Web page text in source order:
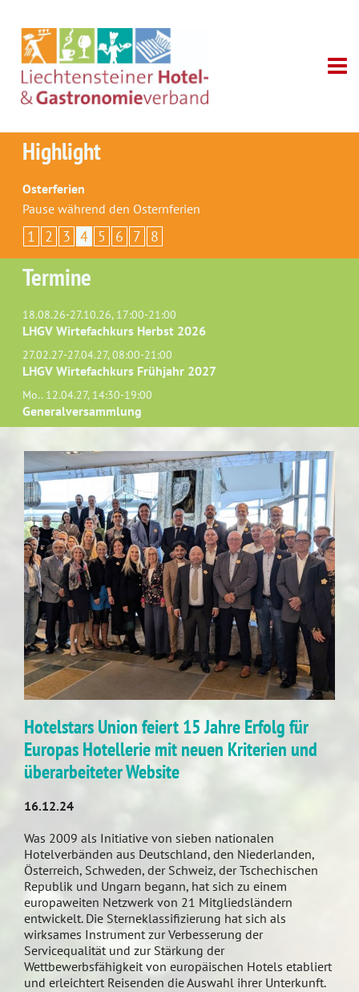
Highlight
Osterferien
Pause während den Osternferien
1 2 3 4 5 6 7 8
Termine
18.08.26-27.10.26, 17:00-21:00
LHGV Wirtefachkurs Herbst 2026
27.02.27-27.04.27, 08:00-21:00
LHGV Wirtefachkurs Frühjahr 2027
Mo.. 12.04.27, 14:30-19:00
Generalversammlung
Hotelstars Union feiert 15 Jahre Erfolg für
Europas Hotellerie mit neuen Kriterien und
überarbeiteter Website
16.12.24
Was 2009 als Initiative von sieben nationalen
Hotelverbänden aus Deutschland, den Niederlanden,
Österreich, Schweden, der Schweiz, der Tschechischen
Republik und Ungarn begann, hat sich zu einem
europaweiten Netzwerk von 21 Mitgliedsländern
entwickelt. Die Sterneklassifizierung hat sich als
wirksames Instrument zur Verbesserung der
Servicequalität und zur Stärkung der
Wettbewerbsfähigkeit von europäischen Hotels etabliert
und erleichtert Reisenden die Auswahl ihrer Unterkunft.